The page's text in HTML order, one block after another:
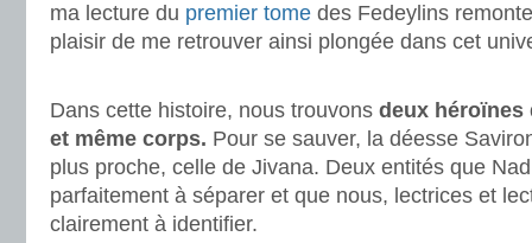
ma lecture du premier tome des Fedeylins
plaisir de me retrouver ainsi plongée dans cet
Dans cette histoire, nous trouvons deux héroïnes
et même corps. Pour se sauver, la déesse
plus proche, celle de Jivana. Deux entités que
parfaitement à séparer et que nous, lectrices et
clairement à identifier.